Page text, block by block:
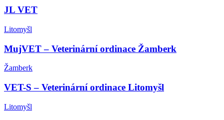
JL VET
Litomyšl
MujVET – Veterinární ordinace Žamberk
Žamberk
VET-S – Veterinární ordinace Litomyšl
Litomyšl